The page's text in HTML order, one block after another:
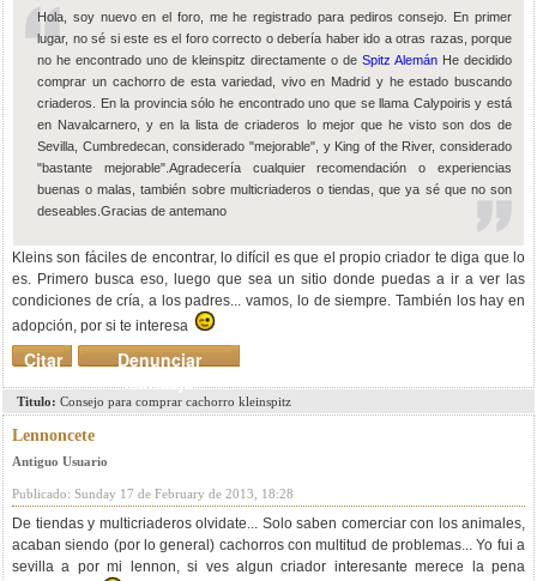
Hola, soy nuevo en el foro, me he registrado para pediros consejo. En primer
lugar, no sé si este es el foro correcto o debería haber ido a otras razas, porque
no he encontrado uno de kleinspitz directamente o de Spitz Alemán He decidido
comprar un cachorro de esta variedad, vivo en Madrid y he estado buscando
criaderos. En la provincia sólo he encontrado uno que se llama Calypoiris y está
en Navalcarnero, y en la lista de criaderos lo mejor que he visto son dos de
Sevilla, Cumbredecan, considerado "mejorable", y King of the River, considerado
"bastante mejorable".Agradecería cualquier recomendación o experiencias
buenas o malas, también sobre multicriaderos o tiendas, que ya sé que no son
deseables.Gracias de antemano
Kleins son fáciles de encontrar, lo difícil es que el propio criador te diga que lo
es. Primero busca eso, luego que sea un sitio donde puedas a ir a ver las
condiciones de cría, a los padres... vamos, lo de siempre. También los hay en
adopción, por si te interesa
Denunciar
mensaje
Citar
Titulo: Consejo para comprar cachorro kleinspitz
Lennoncete
Antiguo Usuario
Publicado: Sunday 17 de February de 2013, 18:28
De tiendas y multicriaderos olvidate... Solo saben comerciar con los animales,
acaban siendo (por lo general) cachorros con multitud de problemas... Yo fui a
sevilla a por mi lennon, si ves algun criador interesante merece la pena